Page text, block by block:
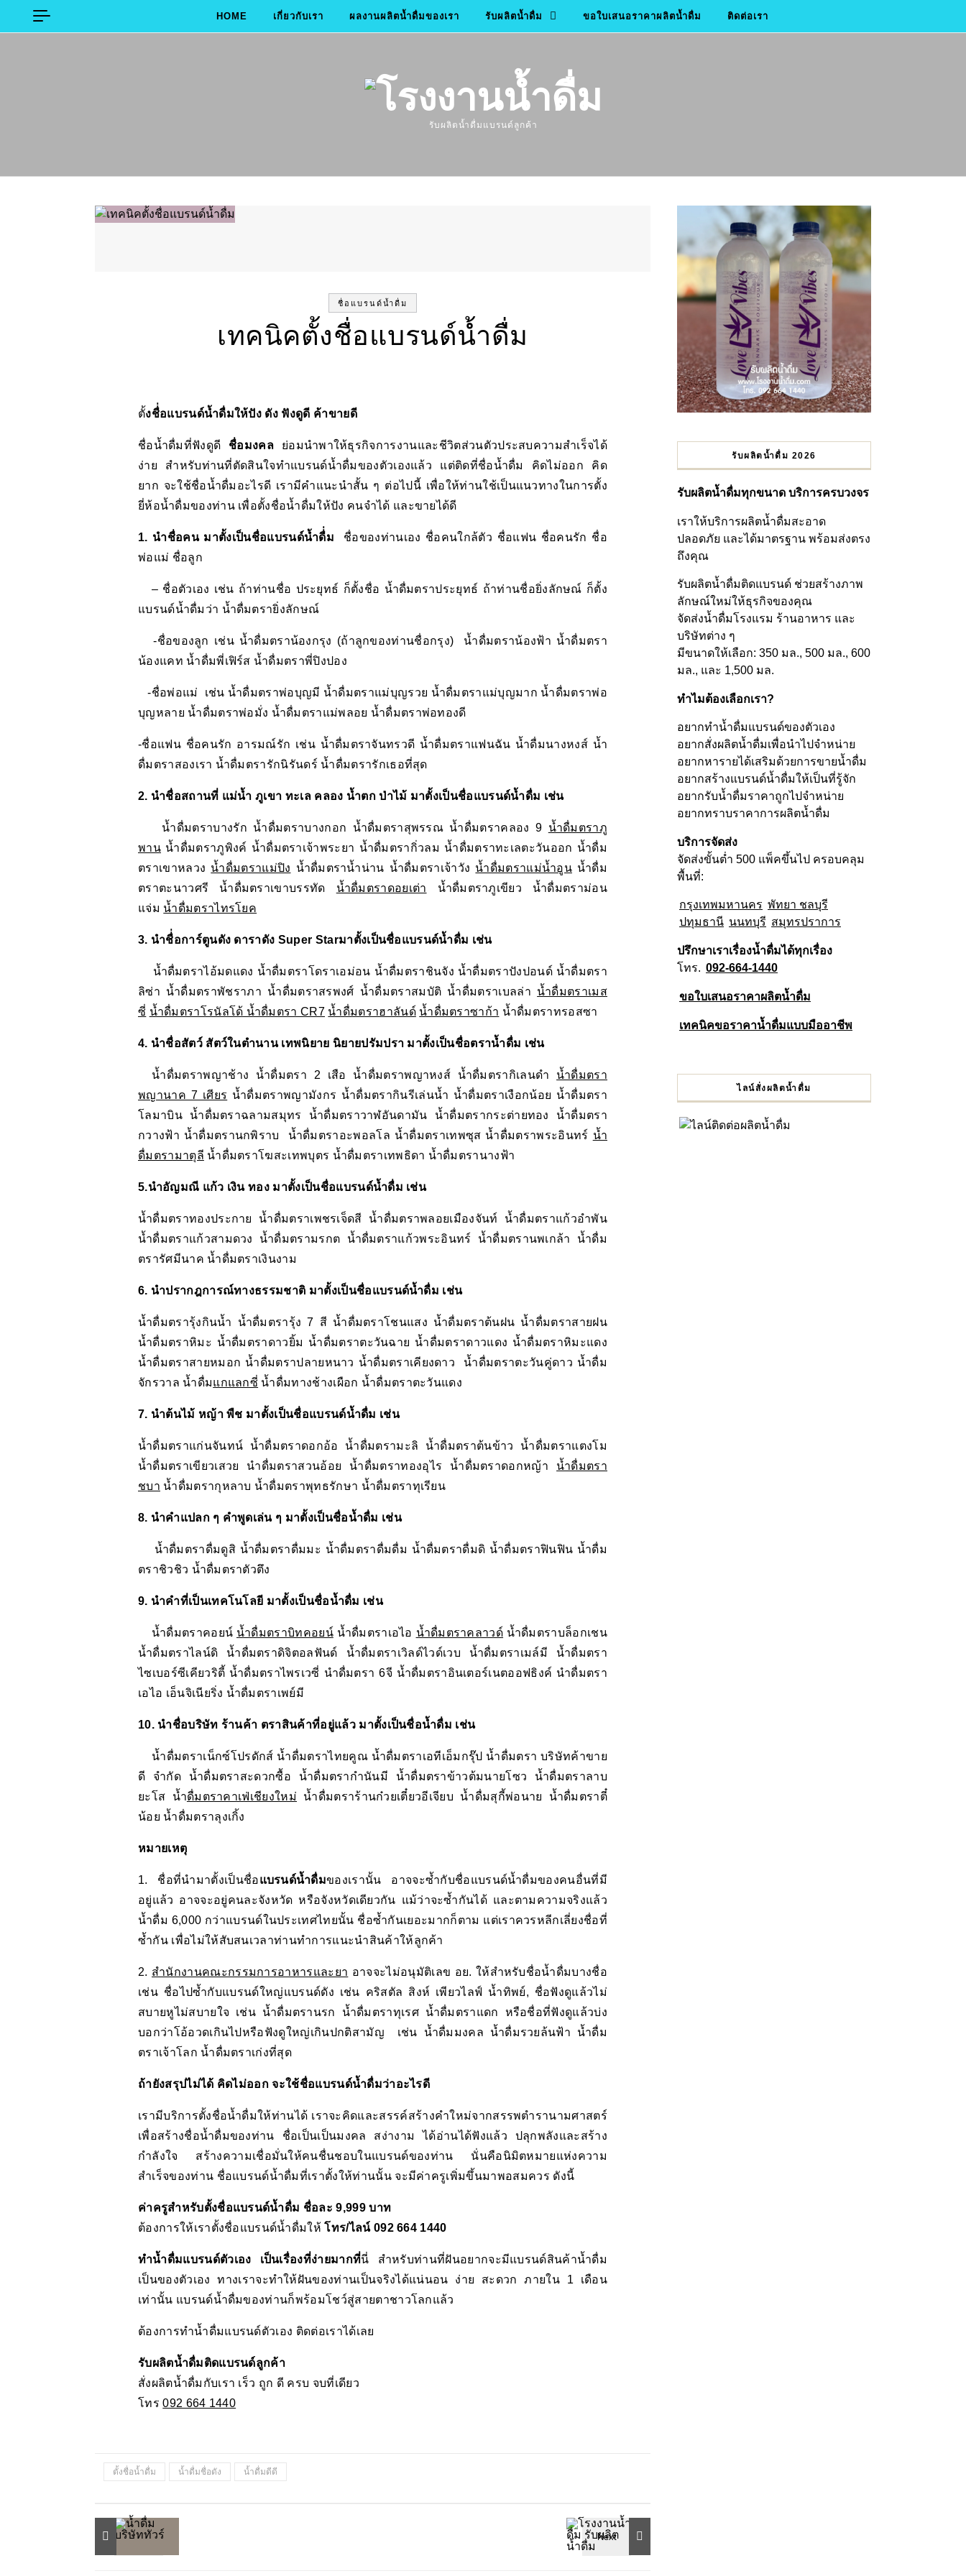
Skip to content
HOME เกี่ยวกับเรา ผลงานผลิตน้ำดื่มของเรา รับผลิตน้ำดื่ม ขอใบเสนอราคาผลิตน้ำดื่ม ติดต่อเรา
รับผลิตน้ำดื่มแบรนด์ลูกค้า
ชื่อแบรนด์น้ำดื่ม
เทคนิคตั้งชื่อแบรนด์น้ำดื่ม
ตั้งชื่่อแบรนด์น้ำดื่มให้ปัง ดัง ฟังดูดี ค้าขายดี
ชื่อน้ำดื่มที่ฟังดูดี ชื่อมงคล ย่อมนำพาให้ธุรกิจการงานและชีวิตส่วนตัวประสบความสำเร็จได้
ง่าย สำหรับท่านที่ตัดสินใจทำแบรนด์น้ำดื่มของตัวเองแล้ว แต่ติดที่ชื่อน้ำดื่ม คิดไม่ออก คิด
ยาก จะใช้ชื่อน้ำดื่มอะไรดี เรามีคำแนะนำสั้น ๆ ต่อไปนี้ เพื่อให้ท่านใช้เป็นแนวทางในการตั้ง
ยี่ห้อน้ำดื่มของท่าน เพื่อตั้งชื่อน้ำดื่มให้ปัง คนจำได้ และขายได้ดี
1. นำชื่อคน มาตั้งเป็นชื่อแบรนด์น้ำดื่่ม ชื่อของท่านเอง ชื่อคนใกล้ตัว ชื่อแฟน ชื่อคนรัก ชื่อ
พ่อแม่ ชื่อลูก
– ชื่อตัวเอง เช่น ถ้าท่านชื่อ ประยุทธ์ ก็ตั้งชื่อ น้ำดื่มตราประยุทธ์ ถ้าท่านชื่อยิ่งลักษณ์ ก็ตั้ง
แบรนด์น้ำดื่มว่า น้ำดื่มตรายิ่งลักษณ์
-ชื่อของลูก เช่น น้ำดื่มตราน้องกรุง (ถ้าลูกของท่านชื่อกรุง) น้ำดื่มตราน้องฟ้า น้ำดื่มตรา
น้องแคท น้ำดื่มพี่เฟิร์ส น้ำดื่มตราพี่ปิงปอง
-ชื่อพ่อแม่ เช่น น้ำดื่มตราพ่อบุญมี น้ำดื่มตราแม่บุญรวย น้ำดื่มตราแม่บุญมาก น้ำดื่มตราพ่อ
บุญหลาย น้ำดื่มตราพ่อมั่ง น้ำดื่มตราแม่พลอย น้ำดื่มตราพ่อทองดี
-ชื่อแฟน ชื่อคนรัก อารมณ์รัก เช่น น้ำดื่มตราจันทรวดี น้ำดื่มตราแฟนฉัน น้ำดื่มนางหงส์ น้ำ
ดื่มตราสองเรา น้ำดื่มตรารักนิรันดร์ น้ำดื่มตรารักเธอที่สุด
2. นำชื่อสถานที่ แม่น้ำ ภูเขา ทะเล คลอง น้ำตก ป่าไม้ มาตั้งเป็นชื่อแบรนด์น้ำดื่ม เช่น
น้ำดื่มตราบางรัก น้ำดื่มตราบางกอก น้ำดื่มตราสุพรรณ น้ำดื่มตราคลอง 9 น้ำดื่มตราภู
พานน้ำดื่มตราภูพิงค์ น้ำดื่มตราเจ้าพระยา น้ำดื่มตรากิ่วลม น้ำดื่มตราทะเลตะวันออก น้ำดื่ม
ตราเขาหลวง น้ำดื่มตราแม่ปิง น้ำดื่มตราน้ำน่าน น้ำดื่มตราเจ้าวัง น้ำดื่มตราแม่น้ำอูนน้ำดื่ม
ตราตะนาวศรี น้ำดื่มตราเขาบรรทัด น้ำดื่มตราดอยเต่า น้ำดื่มตราภูเขียว น้ำดื่มตราม่อน
แจ่ม น้ำดื่มตราไทรโยค
3. นำชื่่อการ์ตูนดัง ดาราดัง Super Starมาตั้งเป็นชื่อแบรนด์น้ำดื่ม เช่น
น้ำดื่มตราไอ้มดแดง น้ำดื่มตราโดราเอม่อน น้ำดื่มตราชินจัง น้ำดื่มตราปังปอนด์ น้ำดื่มตรา
ลิซ่า น้ำดื่มตราพัชราภา น้ำดื่มตราสรพงศ์ น้ำดื่มตราสมบัติ น้ำดื่มตราเบลล่า น้ำดื่มตราเมส
ซี่ น้ำดื่มตราโรนัลโด้ น้ำดื่มตรา CR7 น้ำดื่มตราฮาลันด์ น้ำดื่มตราซาก้า น้ำดื่มตราทรอสซา
4. นำชื่อสัตว์ สัตว์ในตำนาน เทพนิยาย นิยายปรัมปรา มาตั้งเป็นชื่อตราน้ำดื่ม เช่น
น้ำดื่มตราพญาช้าง น้ำดื่มตรา 2 เสือ น้ำดื่มตราพญาหงส์ น้ำดื่มตรากิเลนดำ น้ำดื่มตรา
พญานาค 7 เศียร น้ำดื่มตราพญามังกร น้ำดื่มตรากินรีเล่นน้ำ น้ำดื่มตราเงือกน้อย น้ำดื่มตรา
โลมาบิน น้ำดื่มตราฉลามสมุทร น้ำดื่มตราวาฬอันดามัน น้ำดื่มตรากระต่ายทอง น้ำดื่มตรา
กวางฟ้า น้ำดื่มตรานกพิราบ น้ำดื่มตราอะพอลโล น้ำดื่มตราเทพซุส น้ำดื่มตราพระอินทร์ น้ำ
ดื่มตรามาตุลี น้ำดื่มตราโฆสะเทพบุตร น้ำดื่มตราเทพธิดา น้ำดื่มตรานางฟ้า
5.นำอัญมณี แก้ว เงิน ทอง มาตั้งเป็นชื่อแบรนด์น้ำดื่ม เช่น
น้ำดื่มตราทองประกาย น้ำดื่มตราเพชรเจ็ดสี น้ำดื่มตราพลอยเมืองจันท์ น้ำดื่มตราแก้วอำพัน
น้ำดื่มตราแก้วสามดวง น้ำดื่มตรามรกต น้ำดื่มตราแก้วพระอินทร์ น้ำดื่มตรานพเกล้า น้ำดื่ม
ตรารัศมีนาค น้ำดื่มตราเงินงาม
6. นำปรากฎการณ์ทางธรรมชาติ มาตั้งเป็นชื่อแบรนด์น้ำดื่ม เช่น
น้ำดื่มตรารุ้งกินน้ำ น้ำดื่มตรารุ้ง 7 สี น้ำดื่มตราโชนแสง น้ำดื่มตราต้นฝน น้ำดื่มตราสายฝน
น้ำดื่มตราหิมะ น้ำดื่มตราดาวยิ้ม น้ำดื่มตราตะวันฉาย น้ำดื่มตราดาวแดง น้ำดื่มตราหิมะแดง
น้ำดื่มตราสายหมอก น้ำดื่มตราปลายหนาว น้ำดื่มตราเคียงดาว น้ำดื่มตราตะวันคู่ดาว น้ำดื่ม
จักรวาล น้ำดื่มแกแลกซี่ น้ำดื่มทางช้างเผือก น้ำดื่มตราตะวันแดง
7. นำต้นไม้ หญ้า พืช มาตั้งเป็นชื่อแบรนด์น้ำดื่ม เช่น
น้ำดื่มตราแก่นจันทน์ น้ำดื่มตราดอกอ้อ น้ำดื่มตรามะลิ น้ำดื่มตราต้นข้าว น้ำดื่มตราแตงโม
น้ำดื่มตราเขียวเสวย นำดื่มตราสวนอ้อย น้ำดื่มตราทองอุไร น้ำดื่มตราดอกหญ้า น้ำดื่มตรา
ชบา น้ำดื่มตรากุหลาบ น้ำดื่มตราพุทธรักษา น้ำดื่มตราทุเรียน
8. นำคำแปลก ๆ คำพูดเล่น ๆ มาตั้งเป็นชื่อน้ำดื่ม เช่น
น้ำดื่มตราดื่มดูสิ น้ำดื่มตราดื่มมะ น้ำดื่มตราดื่มดื่ม น้ำดื่มตราดื่มดิ น้ำดื่มตราฟินฟิน น้ำดื่ม
ตราชิวชิว น้ำดื่มตราตัวตึง
9. นำคำที่เป็นเทคโนโลยี มาตั้งเป็นชื่อน้ำดื่ม เช่น
น้ำดื่มตราคอยน์ น้ำดื่มตราบิทคอยน์น้ำดื่มตราเอไอ น้ำดื่มตราคลาวด์ น้ำดื่มตราบล็อกเชน
น้ำดื่มตราไลน์ดิ น้ำดื่มตราดิจิตอลฟันด์ น้ำดื่มตราเวิลด์ไวด์เวบ น้ำดื่มตราเมล์มี น้ำดื่มตรา
ไซเบอร์ซีเคียวริตี้ น้ำดื่มตราไพรเวซี่ นำดื่มตรา 6จี น้ำดื่มตราอินเตอร์เนตออฟธิงค์ นำดื่มตรา
เอไอ เอ็นจิเนียริ่ง น้ำดื่มตราเพย์มี
10. นำชื่อบริษัท ร้านค้า ตราสินค้าที่อยู่แล้ว มาตั้งเป็นชื่อน้ำดื่ม เช่น
น้ำดื่มตราเน็กซ์โปรดักส์ น้ำดื่มตราไทยคูณ น้ำดื่มตราเอทีเอ็มกรุ๊ป น้ำดื่มตรา บริษัทค้าขาย
ดี จำกัด น้ำดื่มตราสะดวกซื้อ น้ำดื่มตรากำนันมี น้ำดื่มตราข้าวต้มนายโซว น้ำดื่มตราลาบ
ยะโส น้ำดื่มตราคาเฟ่เชียงใหม่ น้ำดื่มตราร้านก๋วยเตี๋ยวอีเจียบ น้ำดื่มสุกี้พ่อนาย น้ำดื่มตราตี๋
น้อย น้ำดื่มตราลุงเกิ้ง
หมายเหตุ
1. ชื่อที่นำมาตั้งเป็นชื่อแบรนด์น้ำดื่มของเรานั้น อาจจะซ้ำกับชื่อแบรนด์น้ำดื่มของคนอื่นที่มี
อยู่แล้ว อาจจะอยู่คนละจังหวัด หรือจังหวัดเดียวกัน แม้ว่าจะซ้ำกันได้ และตามความจริงแล้ว
น้ำดื่ม 6,000 กว่าแบรนด์ในประเทศไทยนั้น ชื่อซ้ำกันเยอะมากก็ตาม แต่เราควรหลีกเลี่ยงชื่อที่
ซ้ำกัน เพื่อไม่ให้สับสนเวลาท่านทำการแนะนำสินค้าให้ลูกค้า
2. สำนักงานคณะกรรมการอาหารและยา อาจจะไม่อนุมัติเลข อย. ให้สำหรับชื่อน้ำดื่มบางชื่อ
เช่น ชื่อไปซ้ำกับแบรนด์ใหญ่แบรนด์ดัง เช่น คริสตัล สิงห์ เพียวไลฟ์ น้ำทิพย์, ชื่อฟังดูแล้วไม่
สบายหูไม่สบายใจ เช่น น้ำดื่มตรานรก น้ำดื่มตราทุเรศ น้ำดื่มตราแดก หรือชื่อที่ฟังดูแล้วบ่ง
บอกว่าโอ้อวดเกินไปหรือฟังดูใหญ่เกินปกติสามัญ เช่น น้ำดื่มมงคล น้ำดื่มรวยล้นฟ้า น้ำดื่ม
ตราเจ้าโลก น้ำดื่มตราเก่งที่สุด
ถ้ายังสรุปไม่ได้ คิดไม่ออก จะใช้ชื่อแบรนด์น้ำดื่มว่าอะไรดี
เรามีบริการตั้งชื่อน้ำดื่มให้ท่านได้ เราจะคิดและสรรค์สร้างคำใหม่จากสรรพตำรานามศาสตร์
เพื่อสร้างชื่อน้ำดื่มของท่าน ชื่อเป็นเป็นมงคล สง่างาม ได้อ่านได้ฟังแล้ว ปลุกพลังและสร้าง
กำลังใจ สร้างความเชื่อมั่นให้คนชื่นชอบในแบรนด์ของท่าน นั่นคือนิมิตหมายแห่งความ
สำเร็จของท่าน ชื่อแบรนด์น้ำดื่มที่เราตั้งให้ท่านนั้น จะมีค่าครูเพิ่มขึ้นมาพอสมควร ดังนี้
ค่าครูสำหรับตั้งชื่อแบรนด์น้ำดื่ม ชื่อละ 9,999 บาท
ต้องการให้เราตั้งชื่อแบรนด์น้ำดื่มให้โทร/ไลน์ 092 664 1440
ทำน้ำดื่มแบรนด์ตัวเอง เป็นเรื่องที่ง่ายมากที่นี่ สำหรับท่านที่ฝันอยากจะมีแบรนด์สินค้าน้ำดื่ม
เป็นของตัวเอง ทางเราจะทำให้ฝันของท่านเป็นจริงได้แน่นอน ง่าย สะดวก ภายใน 1 เดือน
เท่านั้น แบรนด์น้ำดื่มของท่านก็พร้อมโชว์สู่สายตาชาวโลกแล้ว
ต้องการทำน้ำดื่มแบรนด์ตัวเอง ติดต่อเราได้เลย
รับผลิตน้ำดื่มติดแบรนด์ลูกค้า
สั่งผลิตน้ำดื่มกับเรา เร็ว ถูก ดี ครบ จบที่เดียว
โทร092 664 1440
ตั้งชื่อน้ำดื่ม น้ำดื่มชื่อดัง น้ำดื่มดีดี
รับผลิตน้ำดื่ม 2026
รับผลิตน้ำดื่มทุกขนาด บริการครบวงจร
เราให้บริการผลิตน้ำดื่มสะอาด
ปลอดภัย และได้มาตรฐาน พร้อมส่งตรง
ถึงคุณ
รับผลิตน้ำดื่มติดแบรนด์ ช่วยสร้างภาพ
ลักษณ์ใหม่ให้ธุรกิจของคุณ
จัดส่งน้ำดื่มโรงแรม ร้านอาหาร และ
บริษัทต่าง ๆ
มีขนาดให้เลือก: 350 มล., 500 มล., 600
มล., และ 1,500 มล.
ทำไมต้องเลือกเรา?
อยากทำน้ำดื่มแบรนด์ของตัวเอง
อยากสั่งผลิตน้ำดื่มเพื่อนำไปจำหน่าย
อยากหารายได้เสริมด้วยการขายน้ำดื่ม
อยากสร้างแบรนด์น้ำดื่มให้เป็นที่รู้จัก
อยากรับน้ำดื่มราคาถูกไปจำหน่าย
อยากทราบราคาการผลิตน้ำดื่ม
บริการจัดส่ง
จัดส่งขั้นต่ำ 500 แพ็คขึ้นไป ครอบคลุม
พื้นที่:
กรุงเทพมหานคร พัทยา ชลบุรี
ปทุมธานี นนทบุรี สมุทรปราการ
ปรึกษาเราเรื่องน้ำดื่มได้ทุกเรื่อง
โทร. 092-664-1440
ขอใบเสนอราคาผลิตน้ำดื่ม
เทคนิคขอราคาน้ำดื่มแบบมืออาชีพ
ไลน์สั่งผลิตน้ำดื่ม